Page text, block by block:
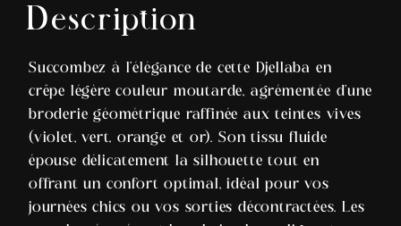
Description
Succombez à l’élégance de cette Djellaba en
crêpe légère couleur moutarde, agrémentée d’une
broderie géométrique raffinée aux teintes vives
(violet, vert, orange et or). Son tissu fluide
épouse délicatement la silhouette tout en
offrant un confort optimal, idéal pour vos
journées chics ou vos sorties décontractées. Les